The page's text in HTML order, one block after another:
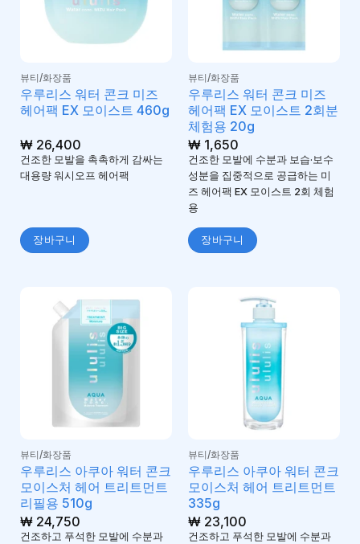
뷰티/화장품
우루리스 워터 콘크 미즈
헤어팩 EX 모이스트 460g
₩26,400
건조한 모발을 촉촉하게 감싸는
대용량 워시오프 헤어팩
장바구니
뷰티/화장품
우루리스 워터 콘크 미즈
헤어팩 EX 모이스트 2회분
체험용 20g
₩1,650
건조한 모발에 수분과 보습·보수
성분을 집중적으로 공급하는 미
즈 헤어팩 EX 모이스트 2회 체험
용
장바구니
뷰티/화장품
우루리스 아쿠아 워터 콘크
모이스처 헤어 트리트먼트
리필용 510g
₩24,750
건조하고 푸석한 모발에 수분과
뷰티/화장품
우루리스 아쿠아 워터 콘크
모이스처 헤어 트리트먼트
335g
₩23,100
건조하고 푸석한 모발에 수분과